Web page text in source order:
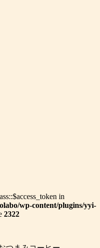
in
wp-content/plugins/yyi-
2322